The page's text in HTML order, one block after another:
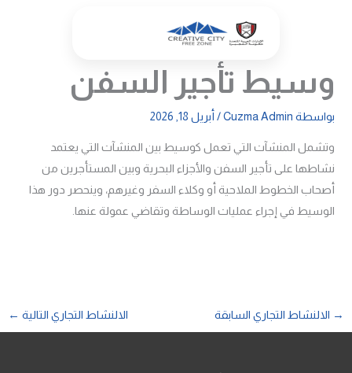
وسيط تأجير السفن
بواسطة Cuzma Admin
/ أبريل 18, 2026
وتشمل المنشآت التي تعمل كوسيط بين المنشآت التي يعتمد
نشاطها على تأجير السفن والأجزاء البحرية وبين المستأجرين من
أصحاب الخطوط الملاحية أو وكلاء السفر وغيرهم، وينحصر دور هذا
الوسيط في إجراء عمليات الوساطة وتقاضي عمولة عنها.
→ الالنشاط التجاري السابقة الالنشاط التجاري التالية ←